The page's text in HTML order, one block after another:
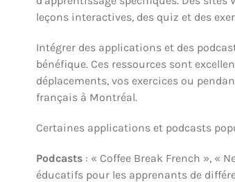
leçons interactives, des quiz et des
Intégrer des applications et des
bénéfique. Ces ressources sont
déplacements, vos exercices ou
français à Montréal.
Certaines applications et podcasts
Podcasts : « Coffee Break French », «
éducatifs pour les apprenants de